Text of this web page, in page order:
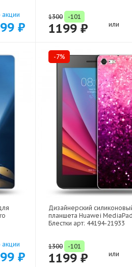
акции
₽
1300 -101
1199 ₽ или
акции
₽
-7%
Дизайнерский
планшета Huawei
Блестки арт: 44194-21933
1300 -101
1199 ₽ или